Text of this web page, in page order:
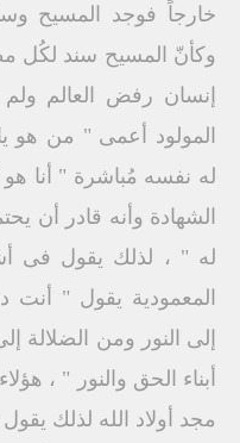
خارجاً فوجد المسيح
وكأنّ المسيح سند لكُل
إنسان رفض العالم
المولود أعمى " من هو
له نفسه مُباشرة " أنا
الشهادة وأنه قادر أن
له " ، لذلك يقول فى
المعمودية يقول " أنت
إلى النور ومن الضلالة
أبناء الحق والنور " ،
مجد أولاد الله لذلك